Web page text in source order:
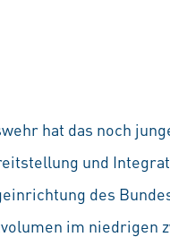
hat das noch
und
des
im niedrigen